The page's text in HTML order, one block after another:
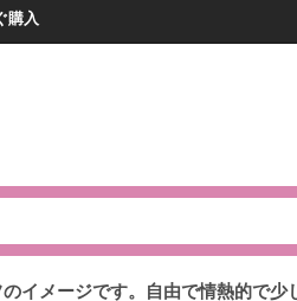
購入
メージです。自由で情熱的で少